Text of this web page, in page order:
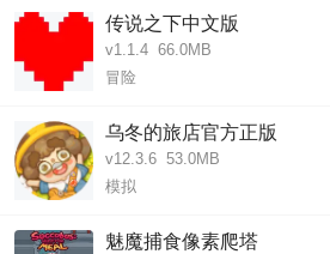
传说之下中文版
v1.1.4 66.0MB
冒险
乌冬的旅店官方正版
v12.3.6 53.0MB
模拟
魅魔捕食像素爬塔